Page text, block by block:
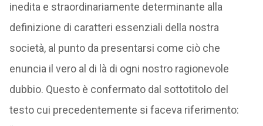
inedita e straordinariamente determinante alla
definizione di caratteri essenziali della nostra
società, al punto da presentarsi come ciò che
enuncia il vero al di là di ogni nostro ragionevole
dubbio. Questo è confermato dal sottotitolo del
testo cui precedentemente si faceva riferimento: